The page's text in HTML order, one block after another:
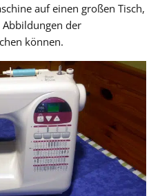
auf einen großen Tisch,
Abbildungen der
können.